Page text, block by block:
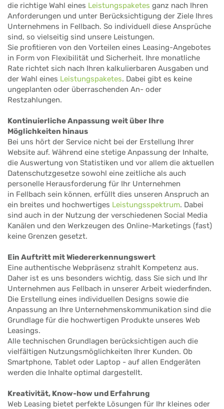
die richtige Wahl eines Leistungspaketes ganz nach Ihren
Anforderungen und unter Berücksichtigung der Ziele Ihres
Unternehmens in Fellbach. So individuell diese Ansprüche
sind, so vielseitig sind unsere Leistungen.
Sie profitieren von den Vorteilen eines Leasing-Angebotes
in Form von Flexibilität und Sicherheit. Ihre monatliche
Rate richtet sich nach Ihren kalkulierbaren Ausgaben und
der Wahl eines Leistungspaketes. Dabei gibt es keine
ungeplanten oder überraschenden An- oder
Restzahlungen.
Kontinuierliche Anpassung weit über Ihre
Möglichkeiten hinaus
Bei uns hört der Service nicht bei der Erstellung Ihrer
Website auf. Während eine stetige Anpassung der Inhalte,
die Auswertung von Statistiken und vor allem die aktuellen
Datenschutzgesetze sowohl eine zeitliche als auch
personelle Herausforderung für Ihr Unternehmen
in Fellbach sein können, erfüllt dies unseren Anspruch an
ein breites und hochwertiges Leistungsspektrum. Dabei
sind auch in der Nutzung der verschiedenen Social Media
Kanälen und den Werkzeugen des Online-Marketings (fast)
keine Grenzen gesetzt.
Ein Auftritt mit Wiedererkennungswert
Eine authentische Webpräsenz strahlt Kompetenz aus.
Daher ist es uns besonders wichtig, dass Sie sich und Ihr
Unternehmen aus Fellbach in unserer Arbeit wiederfinden.
Die Erstellung eines individuellen Designs sowie die
Anpassung an Ihre Unternehmenskommunikation sind die
Grundlage für die hochwertigen Produkte unseres Web
Leasings.
Alle technischen Grundlagen berücksichtigen auch die
vielfältigen Nutzungsmöglichkeiten Ihrer Kunden. Ob
Smartphone, Tablet oder Laptop - auf allen Endgeräten
werden die Inhalte optimal dargestellt.
Kreativität, Know-how und Erfahrung
Web Leasing bietet perfekte Lösungen für Ihr kleines oder